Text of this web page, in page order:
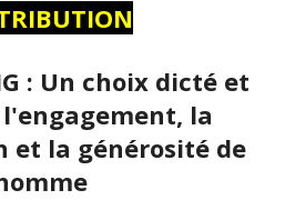
: Un choix dicté et
la
et la générosité de